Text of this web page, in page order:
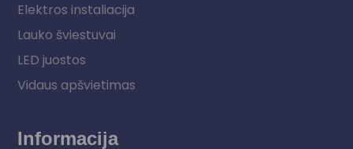
Elektros instaliacija
Lauko šviestuvai
LED juostos
Vidaus apšvietimas
Informacija